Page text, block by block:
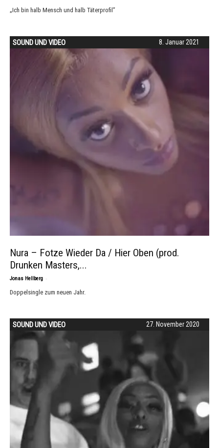
„Ich bin halb Mensch und halb Täterprofil”
8. Januar 2021
SOUND UND VIDEO
Nura – Fotze Wieder Da / Hier Oben (prod.
Drunken Masters,...
Jonas Hellberg -
Doppelsingle zum neuen Jahr.
27. November 2020
SOUND UND VIDEO